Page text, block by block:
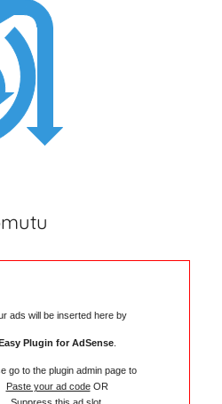
ads will be inserted here by
Plugin for AdSense.
go to the plugin admin page to
Paste your ad codeOR